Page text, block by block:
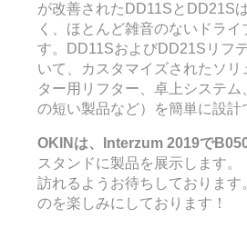
が改善されたDD11SとDD21S
く、ほとんど雑音のないドライ
す。DD11SおよびDD21Sリフ
いて、カスタマイズされたソリ
ター用リフター、卓上システム
の短い製品など）を簡単に設計
OKINは、Interzum 2019で
スタンドに製品を展示します
訪れるようお待ちしております
のを楽しみにしております！